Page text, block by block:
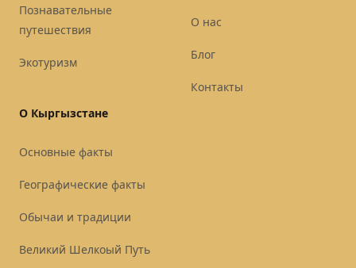
Познавательные
путешествия
Экотуризм
О Кыргызстане
Основные факты
Географические факты
Обычаи и традиции
Великий Шелкоый Путь
О нас
Блог
Контакты